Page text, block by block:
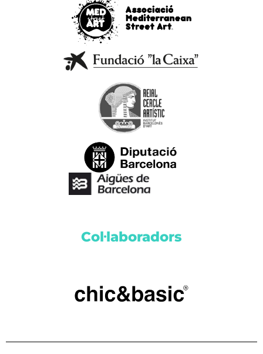
Col·laboradors